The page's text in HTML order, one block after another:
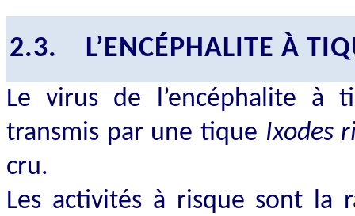
2.3. L’ENCÉPHALITE À
Le virus de l’encéphalite à
transmis par une tique Ixodes
cru.
Les activités à risque sont la